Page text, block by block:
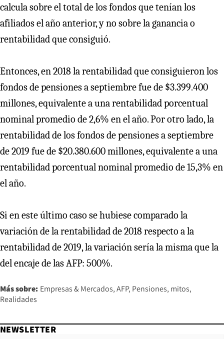
calcula sobre el total de los fondos que tenían los
afiliados el año anterior, y no sobre la ganancia o
rentabilidad que consiguió.
Entonces, en 2018 la rentabilidad que consiguieron los
fondos de pensiones a septiembre fue de $3.399.400
millones, equivalente a una rentabilidad porcentual
nominal promedio de 2,6% en el año. Por otro lado, la
rentabilidad de los fondos de pensiones a septiembre
de 2019 fue de $20.380.600 millones, equivalente a una
rentabilidad porcentual nominal promedio de 15,3% en
el año.
Si en este último caso se hubiese comparado la
variación de la rentabilidad de 2018 respecto a la
rentabilidad de 2019, la variación sería la misma que la
del encaje de las AFP: 500%.
Más sobre: Empresas & Mercados AFP Pensiones mitos
Realidades
NEWSLETTER